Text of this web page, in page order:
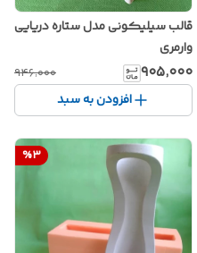
قالب سیلیکونی مدل ستاره دریایی
وارمری
۹۰۵٬۰۰۰ ۹۴۶٬۰۰۰
افزودن به سبد
%3